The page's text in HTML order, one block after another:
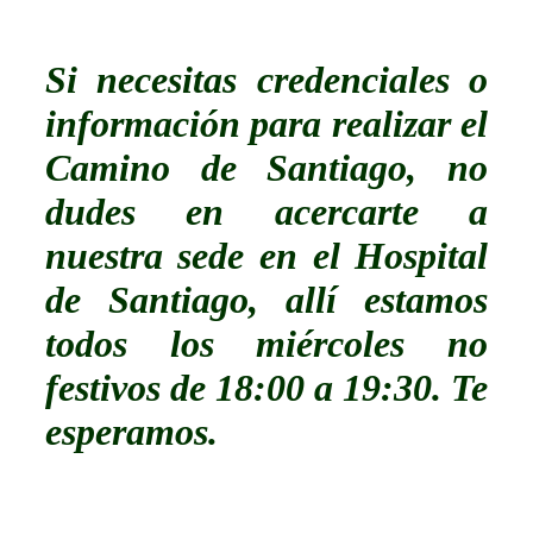
Si necesitas credenciales o
información para realizar el
Camino de Santiago, no
dudes en acercarte a
nuestra sede en el Hospital
de Santiago, allí estamos
todos los miércoles no
festivos de 18:00 a 19:30. Te
esperamos.